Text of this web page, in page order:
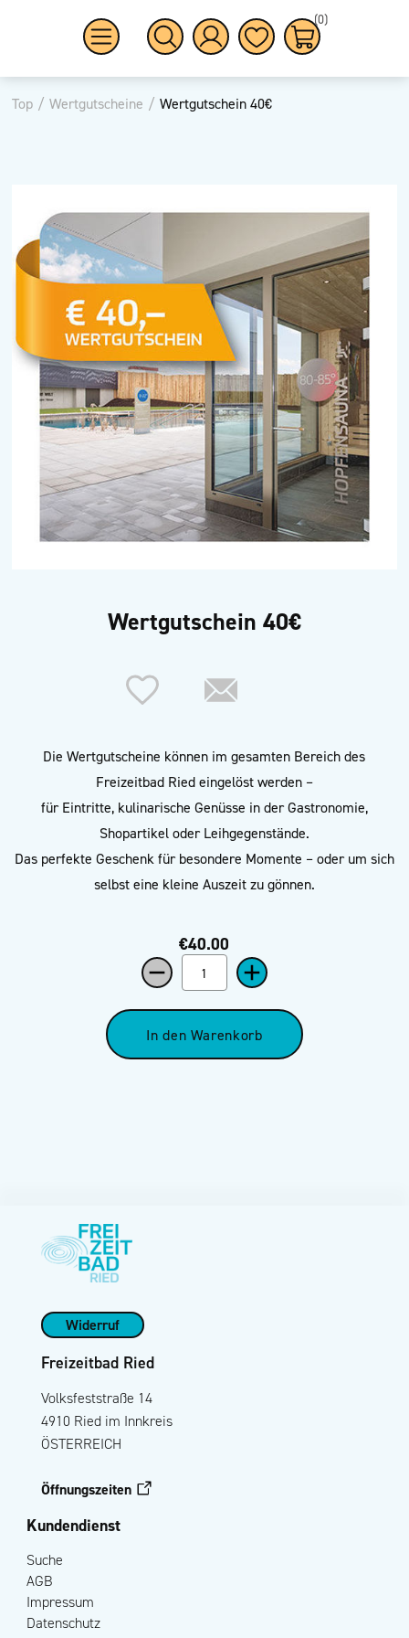
(0)
Top / Wertgutscheine / Wertgutschein 40€
Wertgutschein 40€
Die Wertgutscheine können im gesamten Bereich des
Freizeitbad Ried eingelöst werden –
für Eintritte, kulinarische Genüsse in der Gastronomie,
Shopartikel oder Leihgegenstände.
Das perfekte Geschenk für besondere Momente – oder um sich
selbst eine kleine Auszeit zu gönnen.
€40.00
In den Warenkorb
Widerruf
Freizeitbad Ried
Volksfeststraße 14
4910 Ried im Innkreis
ÖSTERREICH
Öffnungszeiten
Kundendienst
Suche
AGB
Impressum
Datenschutz